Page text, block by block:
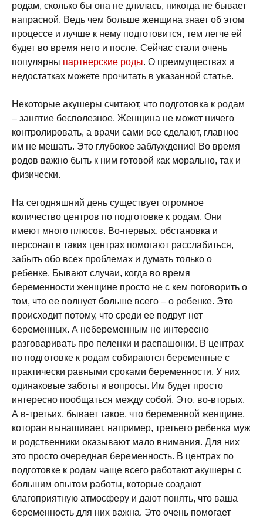
родам, сколько бы она не длилась, никогда не бывает
напрасной. Ведь чем больше женщина знает об этом
процессе и лучше к нему подготовится, тем легче ей
будет во время него и после. Сейчас стали очень
популярны партнерские роды. О преимуществах и
недостатках можете прочитать в указанной статье.
Некоторые акушеры считают, что подготовка к родам
– занятие бесполезное. Женщина не может ничего
контролировать, а врачи сами все сделают, главное
им не мешать. Это глубокое заблуждение! Во время
родов важно быть к ним готовой как морально, так и
физически.
На сегодняшний день существует огромное
количество центров по подготовке к родам. Они
имеют много плюсов. Во-первых, обстановка и
персонал в таких центрах помогают расслабиться,
забыть обо всех проблемах и думать только о
ребенке. Бывают случаи, когда во время
беременности женщине просто не с кем поговорить о
том, что ее волнует больше всего – о ребенке. Это
происходит потому, что среди ее подруг нет
беременных. А небеременным не интересно
разговаривать про пеленки и распашонки. В центрах
по подготовке к родам собираются беременные с
практически равными сроками беременности. У них
одинаковые заботы и вопросы. Им будет просто
интересно пообщаться между собой. Это, во-вторых.
А в-третьих, бывает такое, что беременной женщине,
которая вынашивает, например, третьего ребенка муж
и родственники оказывают мало внимания. Для них
это просто очередная беременность. В центрах по
подготовке к родам чаще всего работают акушеры с
большим опытом работы, которые создают
благоприятную атмосферу и дают понять, что ваша
беременность для них важна. Это очень помогает